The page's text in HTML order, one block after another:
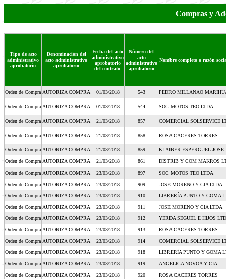
Compras y
Tipo de acto
administrativo
aprobatorio
Denominación del
acto administrativo
aprobatorio
Fecha del acto
administrativo
aprobatorio
del contrato
Número del
acto
administrativo
aprobatorio
Nombre completo o razón
Orden de Compra AUTORIZA COMPRA 01/03/2018 543 PEDRO MILLANAO
Orden de Compra AUTORIZA COMPRA 01/03/2018 544 SOC MOTOS TEO LTDA
Orden de Compra AUTORIZA COMPRA 21/03/2018 857 COMERCIAL SOLSERVICE
Orden de Compra AUTORIZA COMPRA 21/03/2018 858 ROSA CACERES TORRES
Orden de Compra AUTORIZA COMPRA 21/03/2018 859 KLAIBER ESPERGUEL JOSE
Orden de Compra AUTORIZA COMPRA 21/03/2018 861 DISTRIB Y COM MAKROS
Orden de Compra AUTORIZA COMPRA 23/03/2018 897 SOC MOTOS TEO LTDA
Orden de Compra AUTORIZA COMPRA 23/03/2018 909
JOSE MORENO Y CIA LTDA
Orden de Compra AUTORIZA COMPRA 23/03/2018 910 LIBRERÍA PUNTO Y GOMA
Orden de Compra AUTORIZA COMPRA 23/03/2018 911
JOSE MORENO Y CIA LTDA
Orden de Compra AUTORIZA COMPRA 23/03/2018 912
YERDA SEGUEL E HIJOS
Orden de Compra AUTORIZA COMPRA 23/03/2018 913 ROSA CACERES TORRES
Orden de Compra AUTORIZA COMPRA 23/03/2018 914
COMERCIAL SOLSERVICE
Orden de Compra AUTORIZA COMPRA 23/03/2018 918 LIBRERÍA PUNTO Y GOMA
Orden de Compra AUTORIZA COMPRA 23/03/2018 919 ANGELICA NOVOA Y CIA
Orden de Compra AUTORIZA COMPRA 23/03/2018 920 ROSA CACERES TORRES